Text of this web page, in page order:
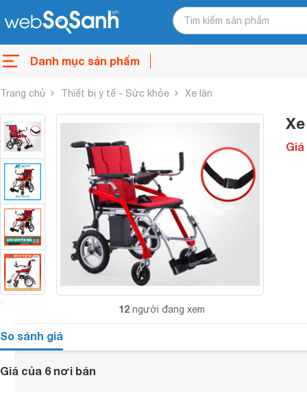
Danh mục sản phẩm
Trang chủ Thiết bị y tế - Sức khỏe Xe lăn
12 người đang xem
Giá
So sánh giá
Giá của 6 nơi bán